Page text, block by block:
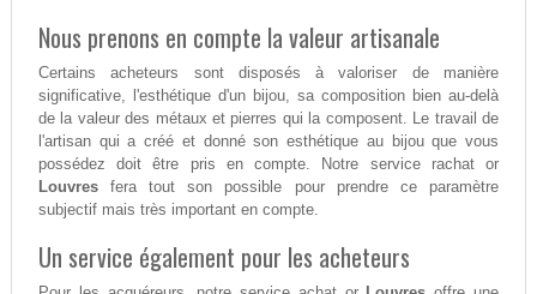
Nous prenons en compte la valeur artisanale
Certains acheteurs sont disposés à valoriser de manière
significative, l'esthétique d'un bijou, sa composition bien au-delà
de la valeur des métaux et pierres qui la composent. Le travail de
l'artisan qui a créé et donné son esthétique au bijou que vous
possédez doit être pris en compte. Notre service rachat or
Louvresfera tout son possible pour prendre ce paramètre
subjectif mais très important en compte.
Un service également pour les acheteurs